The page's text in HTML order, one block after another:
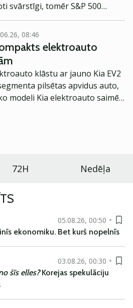
svārstīgi, tomēr S&P 500
no nesenajām
08:46
elektroauto
klāstu ar jauno Kia EV2
pilsētas apvidus auto,
modeli Kia elektroauto saimē
72H Nedēļa
05.08.26, 00:50
ekonomiku. Bet kurš nopelnīs
03.08.26, 00:30
šīs elles?Korejas spekulāciju